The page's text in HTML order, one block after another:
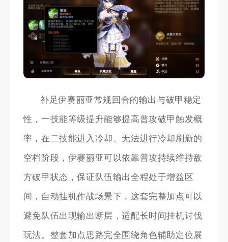
补足伊赛丽亚常规回合的输出与破甲稳定
性，一技能等级提升能够提高普攻破甲触发概
率，在二技能进入冷却、无法进行冷却刷新的
空档阶段，伊赛丽亚可以依靠普攻持续维持敌
方破甲状态，保证队伍输出全程处于增益区
间，自动挂机作战场景下，这套完整加点可以
避免队伍出现输出断层，适配长时间挂机讨伐
玩法。整套加点思路完全围绕角色辅助定位展